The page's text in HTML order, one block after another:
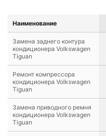
Наименование
Замена заднего контура
кондиционера Volkswagen
Tiguan
Ремонт компрессора
кондиционера Volkswagen
Tiguan
Замена приводного ремня
кондиционера Volkswagen
Tiguan